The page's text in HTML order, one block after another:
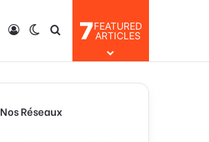
ConnexionSwitch skin
Rechercher
7FEATURED
ARTICLES
Nos Réseaux